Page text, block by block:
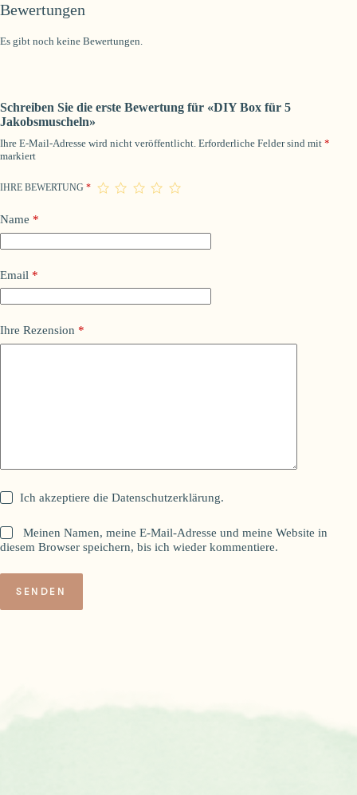
Bewertungen
Es gibt noch keine Bewertungen.
Schreiben Sie die erste Bewertung für «DIY Box für 5
Jakobsmuscheln»
Ihre E-Mail-Adresse wird nicht veröffentlicht. Erforderliche Felder sind mit *
markiert
IHRE BEWERTUNG *
Name *
Email *
Ihre Rezension *
Ich akzeptiere dieDatenschutzerklärung.
Meinen Namen, meine E-Mail-Adresse und meine Website in
diesem Browser speichern, bis ich wieder kommentiere.
SENDEN